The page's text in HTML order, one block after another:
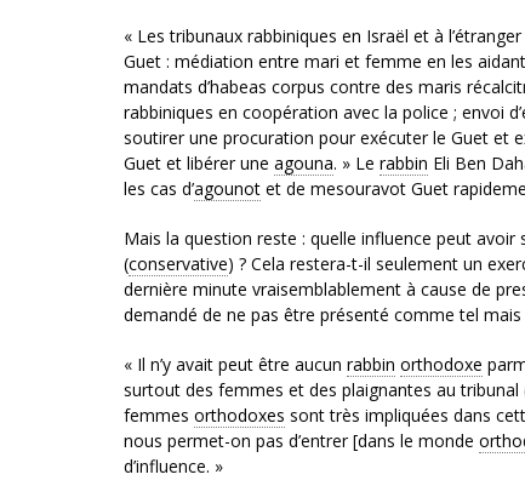
« Les tribunaux rabbiniques en Israël et à
Guet : médiation entre mari et femme en les
mandats d’habeas corpus contre des maris
rabbiniques en coopération avec la police ; envoi
soutirer une procuration pour exécuter le Guet et
Guet et libérer une agouna. » Le rabbin Eli Ben
les cas d’agounot et de mesouravot Guet
Mais la question reste : quelle influence peut avoir
(conservative) ? Cela restera-t-il seulement un
dernière minute vraisemblablement à cause de
demandé de ne pas être présenté comme tel
« Il n’y avait peut être aucun rabbin orthodoxe
surtout des femmes et des plaignantes au tribunal
femmes orthodoxes sont très impliquées dans
nous permet-on pas d’entrer [dans le monde
d’influence. »